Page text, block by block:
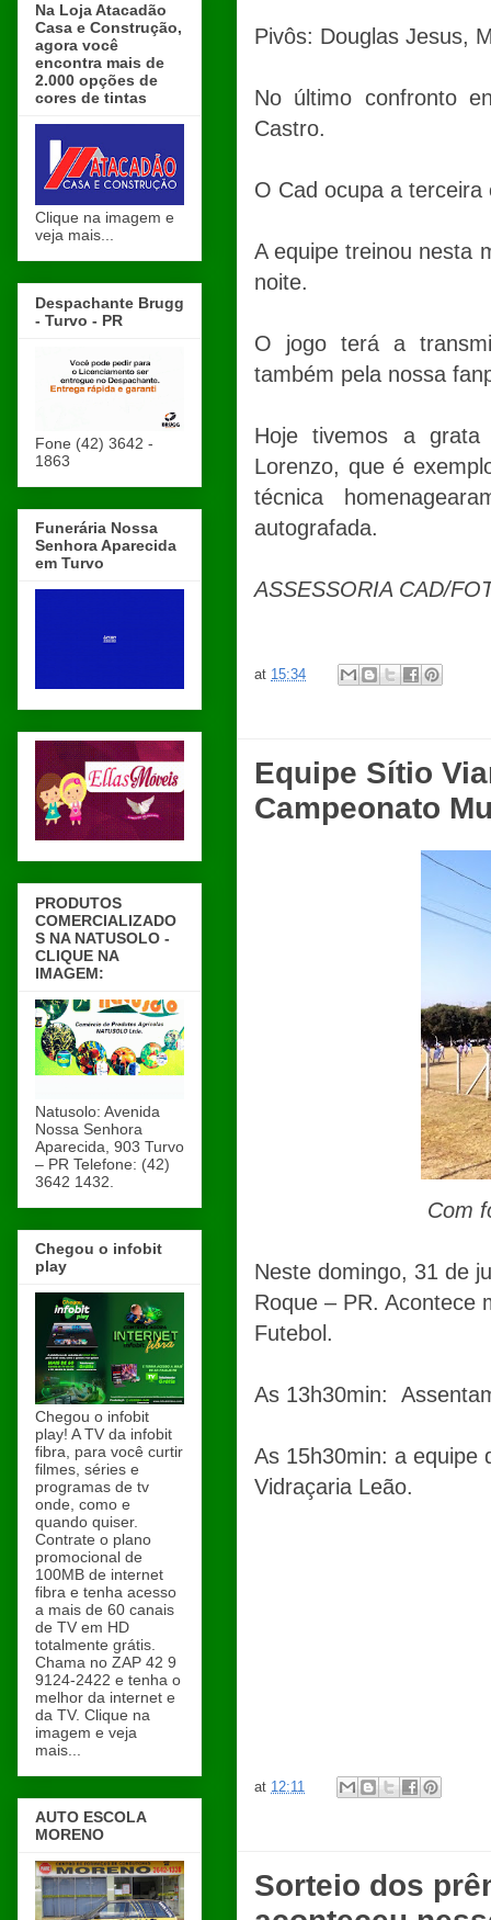
Pivôs: Douglas Jesus,
No último confronto
Castro.
O Cad ocupa a
A equipe treinou nesta
noite.
O jogo terá a
também pela nossa
Hoje tivemos a
Lorenzo, que é
técnica
autografada.
ASSESSORIA CAD/
at 15:34
Equipe Sítio
Campeonato
Com
Neste domingo, 31 de
Roque – PR. Acontece
Futebol.
As 13h30min:
As 15h30min: a equipe
Vidraçaria Leão.
at 12:11
Sorteio dos
Na Loja Atacadão
Casa e Construção,
agora você
encontra mais de
2.000 opções de
cores de tintas
Clique na imagem e
veja mais...
Despachante Brugg
- Turvo - PR
Fone (42) 3642 -
1863
Funerária Nossa
Senhora Aparecida
em Turvo
PRODUTOS
COMERCIALIZADO
S NA NATUSOLO -
CLIQUE NA
IMAGEM:
Natusolo: Avenida
Nossa Senhora
Aparecida, 903 Turvo
– PR Telefone: (42)
3642 1432.
Chegou o infobit
play
Chegou o infobit
play! A TV da infobit
fibra, para você curtir
filmes, séries e
programas de tv
onde, como e
quando quiser.
Contrate o plano
promocional de
100MB de internet
fibra e tenha acesso
a mais de 60 canais
de TV em HD
totalmente grátis.
Chama no ZAP 42 9
9124-2422 e tenha o
melhor da internet e
da TV. Clique na
imagem e veja
mais...
AUTO ESCOLA
MORENO